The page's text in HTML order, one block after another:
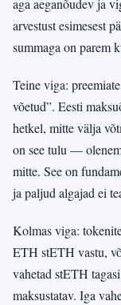
arvestust esimesest
summaga on parem
Teine viga:
võetud”. Eesti
hetkel, mitte välja
on see tulu —
mitte. See on
ja paljud algajad ei
Kolmas viga:
ETH stETH vastu,
vahetad stETH
maksustatav. Iga